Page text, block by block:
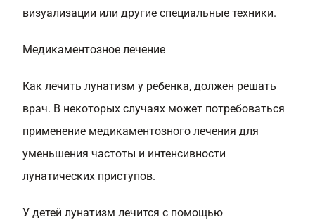
визуализации или другие специальные техники.
Медикаментозное лечение
Как лечить лунатизм у ребенка, должен решать
врач. В некоторых случаях может потребоваться
применение медикаментозного лечения для
уменьшения частоты и интенсивности
лунатических приступов.
У детей лунатизм лечится с помощью